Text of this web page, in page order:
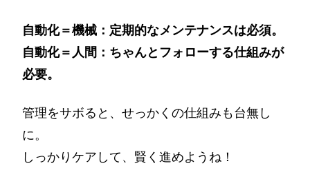
自動化＝機械：定期的なメンテナンスは必須。
自動化＝人間：ちゃんとフォローする仕組みが
必要。
管理をサボると、せっかくの仕組みも台無し
に。
しっかりケアして、賢く進めようね！